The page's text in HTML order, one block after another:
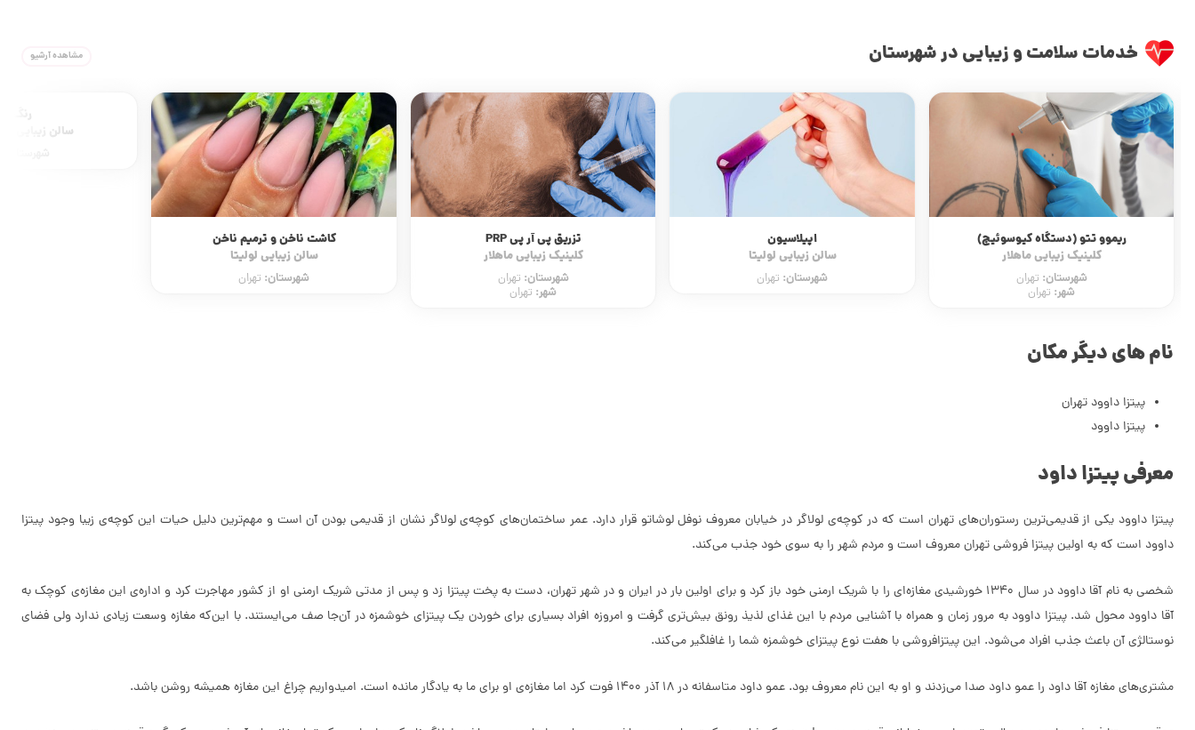
خدمات سلامت و زیبایی در شهرستان مشاهده آرشیو
ریموو تتو (دستگاه کیوسوئیچ)
کلینیک زیبایی ماهلار
شهرستان: تهران
شهر: تهران
اپیلاسیون
سالن زیبایی لولیتا
شهرستان: تهران
تزریق پی آر پی PRP
کلینیک زیبایی ماهلار
شهرستان: تهران
شهر: تهران
کاشت ناخن و ترمیم ناخن
سالن زیبایی لولیتا
شهرستان: تهران
نام های دیگر مکان
پیتزا داوود تهران
پیتزا داوود
معرفی پیتزا داود
پیتزا داوود یکی از قدیمی‌ترین رستوران‌های تهران است که در کوچه‌ی لولاگر در خیابان معروف نوفل‌ لوشاتو قرار دارد. عمر ساختمان‌های کوچه‌ی لولاگر نشان از قدیمی بودن آن است و مهم‌ترین دلیل حیات این کوچه‌ی زیبا وجود پیتزا
داوود است که به اولین پیتزا فروشی تهران معروف است و مردم شهر را به سوی خود جذب می‌کند.
شخصی به نام آقا داوود در سال 1340 خورشیدی مغازه‌ای را با شریک ارمنی خود باز کرد و برای اولین بار در ایران و در شهر تهران، دست به پخت پیتزا زد و پس از مدتی شریک ارمنی او از کشور مهاجرت کرد و اداره‌ی این مغازه‌ی کوچک به
آقا داوود محول شد. پیتزا داوود به مرور زمان و همراه با آشنایی مردم با این غذای لذیذ رونق بیش‌تری گرفت و امروزه افراد بسیاری برای خوردن یک پیتزای خوشمزه در آن‌جا صف می‌ایستند. با این‌که مغازه وسعت زیادی ندارد ولی فضای
نوستالژی آن باعث جذب افراد می‌شود. این پیتزافروشی با هفت نوع پیتزای خوشمزه شما را غافلگیر می‌کند.
مشتری‌های مغازه آقا داود را عمو داود صدا می‌زدند و او به این نام معروف بود. عمو داود متاسفانه در 18 آذر 1400 فوت کرد اما مغازه‌ی او برای ما به یادگار مانده‌ است. امیدواریم چراغ این مغازه همیشه روشن باشد.